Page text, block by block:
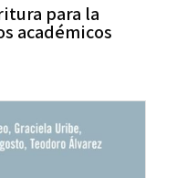
para la
académicos